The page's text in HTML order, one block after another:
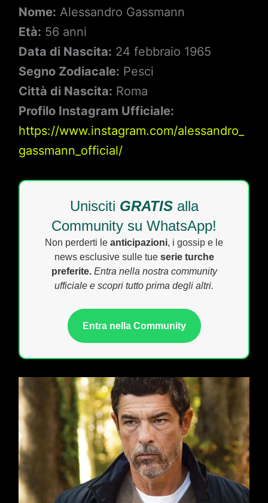
Nome: Alessandro Gassmann
Età: 56 anni
Data di Nascita: 24 febbraio 1965
Segno Zodiacale: Pesci
Città di Nascita: Roma
Profilo Instagram Ufficiale:
https://www.instagram.com/alessandro_
gassmann_official/
Unisciti GRATISalla
Community su WhatsApp!
Non perderti le anticipazioni, i gossip e le
news esclusive sulle tue serie turche
preferite. Entra nella nostra community
ufficiale e scopri tutto prima degli altri.
Entra nella Community